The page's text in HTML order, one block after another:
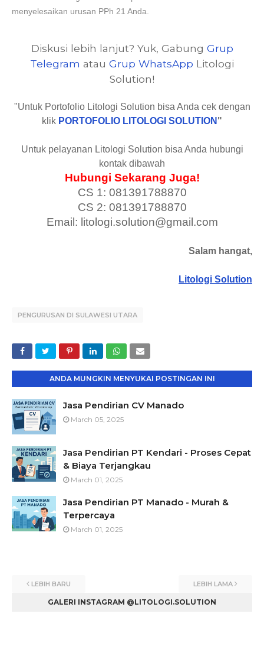
menyelesaikan urusan PPh 21 Anda.
Diskusi lebih lanjut? Yuk, Gabung Grup
Telegram atau Grup WhatsApp Litologi
Solution!
"Untuk Portofolio Litologi Solution bisa Anda cek dengan
klik PORTOFOLIO LITOLOGI SOLUTION "
Untuk pelayanan Litologi Solution bisa Anda hubungi
kontak dibawah
Hubungi Sekarang Juga!
CS 1: 081391788870
CS 2: 081391788870
Email: litologi.solution@gmail.com
Salam hangat,
Litologi Solution
PENGURUSAN DI SULAWESI UTARA
ANDA MUNGKIN MENYUKAI POSTINGAN INI
Jasa Pendirian CV Manado
March 05, 2025
Jasa Pendirian PT Kendari - Proses Cepat
& Biaya Terjangkau
March 01, 2025
Jasa Pendirian PT Manado - Murah &
Terpercaya
March 01, 2025
LEBIH BARU LEBIH LAMA
GALERI INSTAGRAM @LITOLOGI.SOLUTION